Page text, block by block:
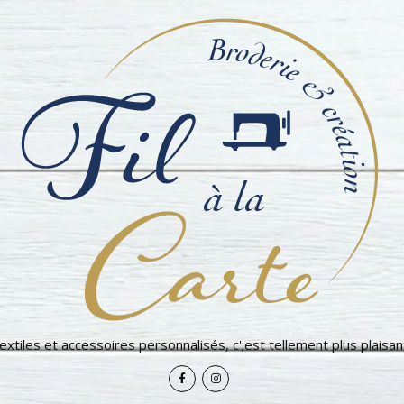
et accessoires personnalisés, c';est tellement plus